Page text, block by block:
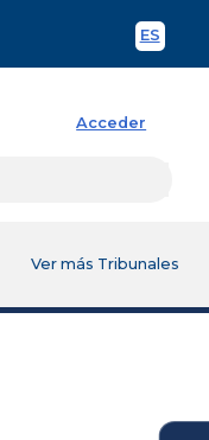
ES
Acceder
Ver más Tribunales